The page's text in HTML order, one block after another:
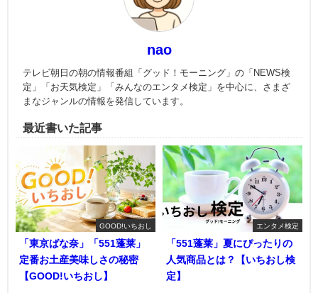
nao
テレビ朝日の朝の情報番組「グッド！モーニング」の「NEWS検
定」「お天気検定」「みんなのエンタメ検定」を中心に、さまざ
まなジャンルの情報を発信しています。
最近書いた記事
GOOD!いちおし
「東京ばな奈」「551蓬莱」
定番お土産美味しさの秘密
【GOOD!いちおし】
エンタメ検定
「551蓬莱」夏にぴったりの
人気商品とは？【いちおし検
定】